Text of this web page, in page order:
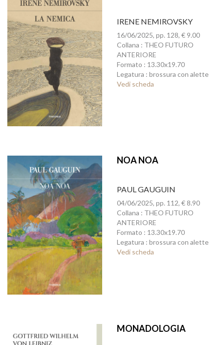
IRENE NEMIROVSKY
16/06/2025, pp. 128, € 9.00
Collana : THEO FUTURO
ANTERIORE
Formato : 13.30x19.70
Legatura : brossura con alette
Vedi scheda
NOA NOA
PAUL GAUGUIN
04/06/2025, pp. 112, € 8.90
Collana : THEO FUTURO
ANTERIORE
Formato : 13.30x19.70
Legatura : brossura con alette
Vedi scheda
MONADOLOGIA